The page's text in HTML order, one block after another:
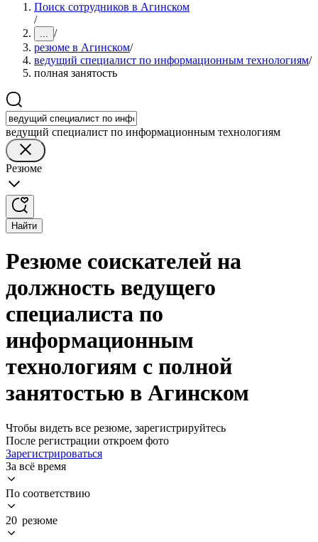
Поиск сотрудников в Агинском
/
... /
резюме в Агинском/
ведущий специалист по информационным технологиям/
полная занятость
ведущий специалист по информационным технологиям
Резюме
Найти
Резюме соискателей на
должность ведущего
специалиста по
информационным
технологиям с полной
занятостью в Агинском
Чтобы видеть все резюме, зарегистрируйтесь
После регистрации откроем фото
Зарегистрироваться
За всё время
По соответствию
20 резюме